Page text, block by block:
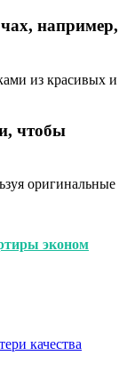
например,
из красивых и
чтобы
оригинальные
эконом
качества